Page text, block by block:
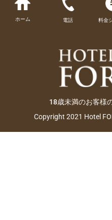
ホーム 電話 料金
18歳未満のお客様
Copyright 2021 Hotel